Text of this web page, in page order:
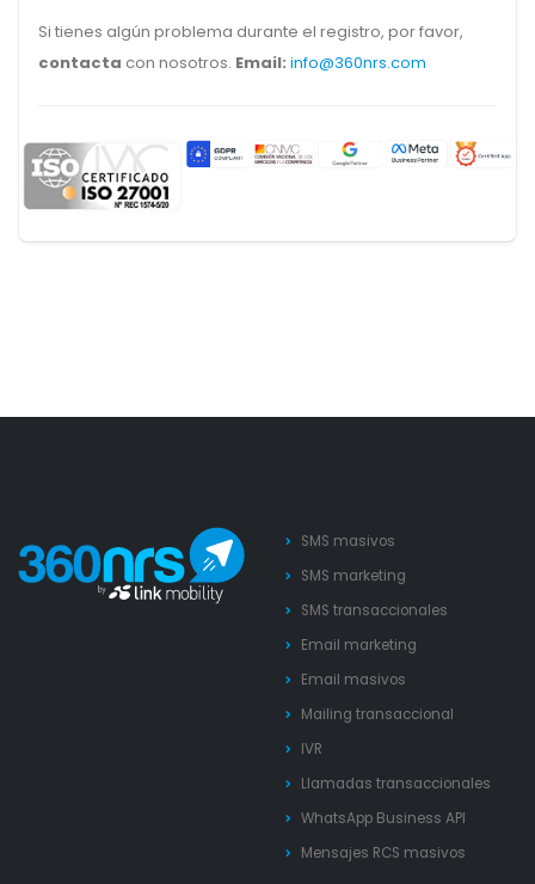
Si tienes algún problema durante el registro, por favor,
contacta con nosotros. Email: info@360nrs.com
SMS masivos
SMS marketing
SMS transaccionales
Email marketing
Email masivos
Mailing transaccional
IVR
Llamadas transaccionales
WhatsApp Business API
Mensajes RCS masivos